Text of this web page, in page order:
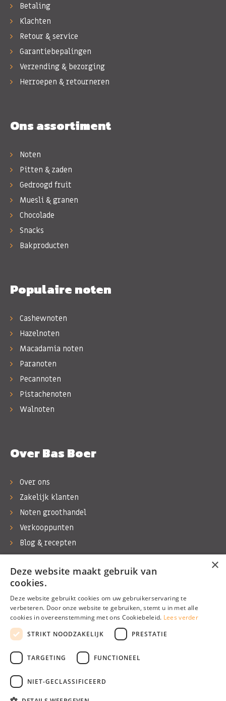
Betaling
Klachten
Retour & service
Garantiebepalingen
Verzending & bezorging
Herroepen & retourneren
Ons assortiment
Noten
Pitten & zaden
Gedroogd fruit
Muesli & granen
Chocolade
Snacks
Bakproducten
Populaire noten
Cashewnoten
Hazelnoten
Macadamia noten
Paranoten
Pecannoten
Pistachenoten
Walnoten
Over Bas Boer
Over ons
Zakelijk klanten
Noten groothandel
Verkooppunten
Blog & recepten
Werken bij Bas Boer Noten
Contact
©1974 - 2026 Bas Boer Noten
×
Deze website maakt gebruik van
cookies.
Deze website gebruikt cookies om uw gebruikerservaring te
verbeteren. Door onze website te gebruiken, stemt u in met alle
cookies in overeenstemming met ons Cookiebeleid. Lees verder
STRIKT NOODZAKELIJK
PRESTATIE
TARGETING FUNCTIONEEL
NIET-GECLASSIFICEERD